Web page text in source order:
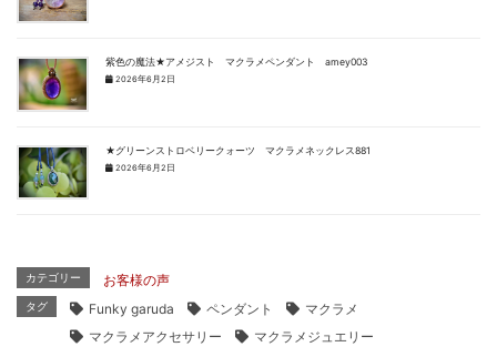
紫色の魔法★アメジスト マクラメペンダント amey003
2026年6月2日
★グリーンストロベリークォーツ マクラメネックレス881
2026年6月2日
カテゴリー お客様の声
タグ Funky garuda ペンダント
マクラメ
マクラメアクセサリー
マクラメジュエリー